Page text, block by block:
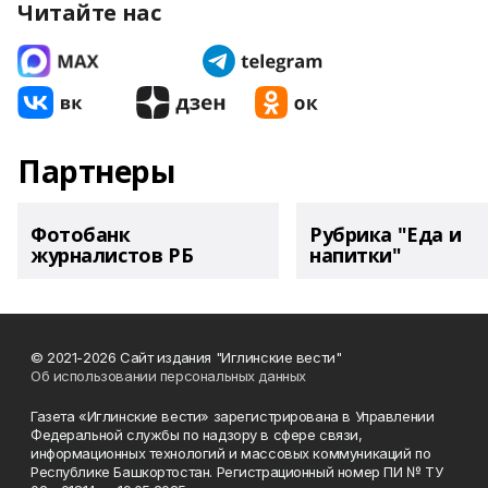
Читайте нас
Партнеры
Фотобанк
журналистов РБ
Рубрика "Еда и
напитки"
© 2021-2026 Сайт издания "Иглинские вести"
Об использовании персональных данных
Газета «Иглинские вести» зарегистрирована в Управлении
Федеральной службы по надзору в сфере связи,
информационных технологий и массовых коммуникаций по
Республике Башкортостан. Регистрационный номер ПИ № ТУ